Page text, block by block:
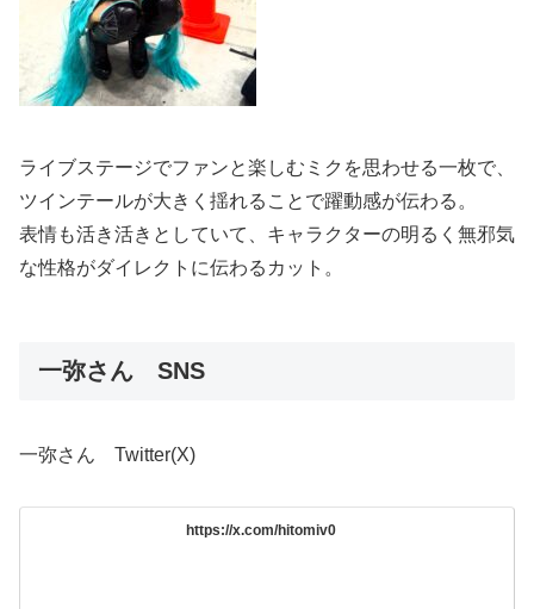
ライブステージでファンと楽しむミクを思わせる一枚で、
ツインテールが大きく揺れることで躍動感が伝わる。
表情も活き活きとしていて、キャラクターの明るく無邪気
な性格がダイレクトに伝わるカット。
一弥さん SNS
一弥さん Twitter(X)
https://x.com/hitomiv0